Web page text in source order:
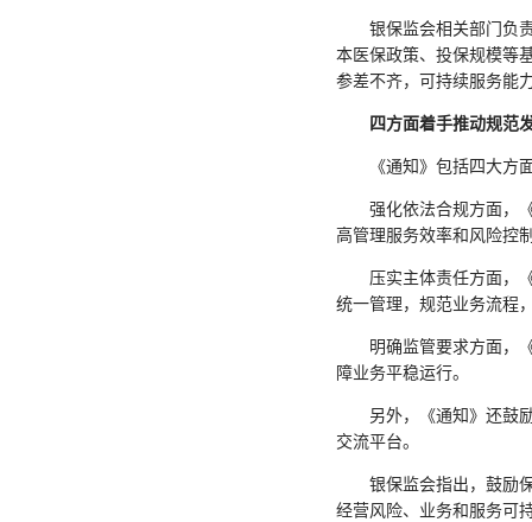
银保监会相关部门负责
本医保政策、投保规模等
参差不齐，可持续服务能
四方面着手推动规范
《通知》包括四大方面
强化依法合规方面，《
高管理服务效率和风险控
压实主体责任方面，《
统一管理，规范业务流程
明确监管要求方面，《
障业务平稳运行。
另外，《通知》还鼓励
交流平台。
银保监会指出，鼓励保
经营风险、业务和服务可